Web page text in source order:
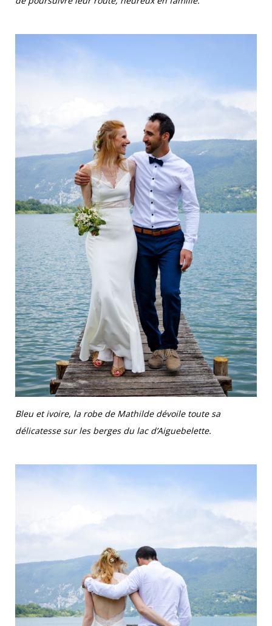
Bleu et ivoire, la robe de Mathilde dévoile toute sa
délicatesse sur les berges du lac d’Aiguebelette.